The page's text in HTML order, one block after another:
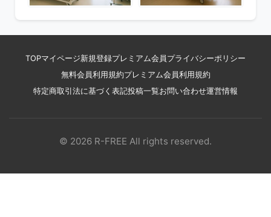
TOPマイページ新規登録プレミアム会員 プライバシーポリシー
無料会員利用規約プレミアム会員利用規約
特定商取引法に基づく表記投稿一覧お問い合わせ運営情報
© 2026 R-FREE All rights reserved.